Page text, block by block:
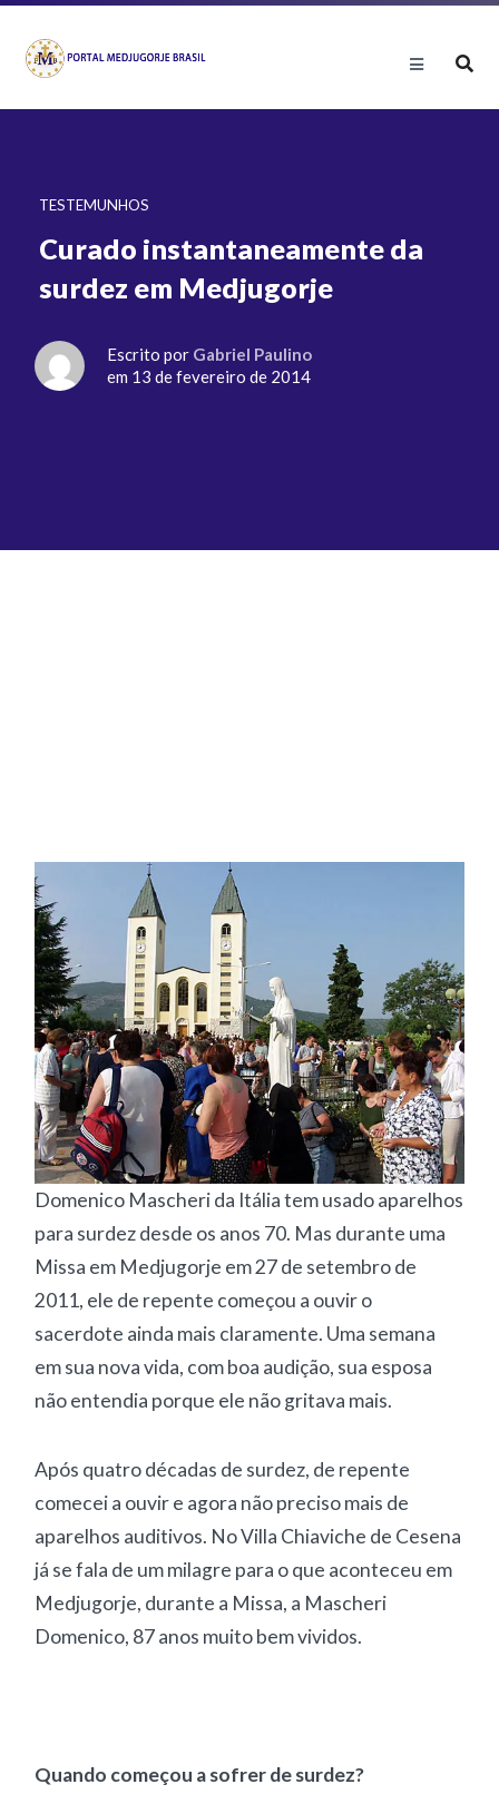
TESTEMUNHOS
Curado instantaneamente da
surdez em Medjugorje
Escrito por Gabriel Paulino
em 13 de fevereiro de 2014
Domenico Mascheri da Itália tem usado aparelhos
para surdez desde os anos 70. Mas durante uma
Missa em Medjugorje em 27 de setembro de
2011, ele de repente começou a ouvir o
sacerdote ainda mais claramente. Uma semana
em sua nova vida, com boa audição, sua esposa
não entendia porque ele não gritava mais.
Após quatro décadas de surdez, de repente
comecei a ouvir e agora não preciso mais de
aparelhos auditivos. No Villa Chiaviche de Cesena
já se fala de um milagre para o que aconteceu em
Medjugorje, durante a Missa, a Mascheri
Domenico, 87 anos muito bem vividos.
Quando começou a sofrer de surdez?